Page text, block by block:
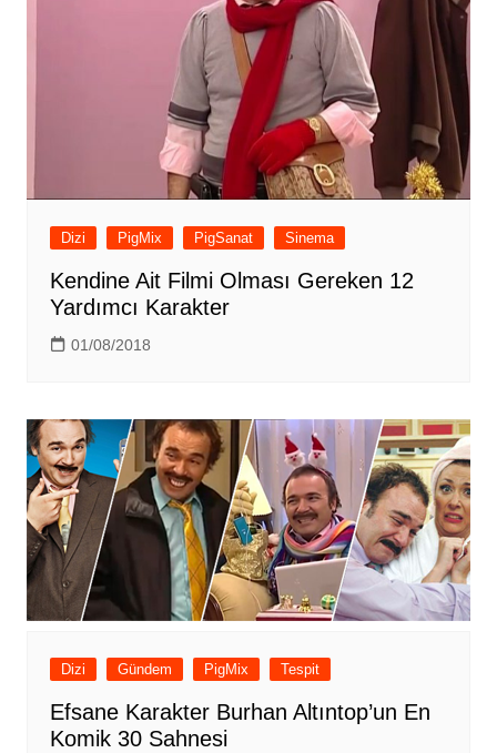
Dizi PigMix PigSanat Sinema
Kendine Ait Filmi Olması Gereken 12
Yardımcı Karakter
01/08/2018
Dizi Gündem PigMix Tespit
Efsane Karakter Burhan Altıntop’un En
Komik 30 Sahnesi